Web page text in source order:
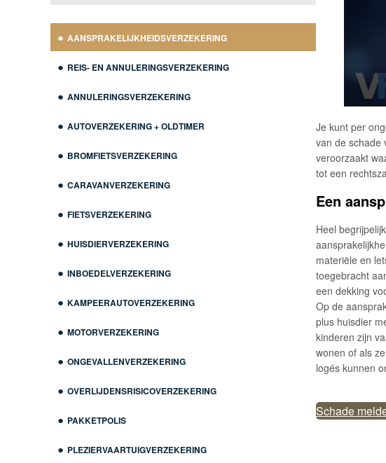
AANSPRAKELIJKHEIDSVERZEKERING
REIS- EN ANNULERINGSVERZEKERING
ANNULERINGSVERZEKERING
AUTOVERZEKERING + OLDTIMER
BROMFIETSVERZEKERING
CARAVANVERZEKERING
FIETSVERZEKERING
HUISDIERVERZEKERING
INBOEDELVERZEKERING
KAMPEERAUTOVERZEKERING
MOTORVERZEKERING
ONGEVALLENVERZEKERING
OVERLIJDENSRISICOVERZEKERING
PAKKETPOLIS
PLEZIERVAARTUIGVERZEKERING
Je kunt per
van de schade
veroorzaakt
tot een
Een
Heel
materiële en
toegebracht
een dekking
Op de
plus huisdier
kinderen zijn
wonen of als
logés kunnen
Schade